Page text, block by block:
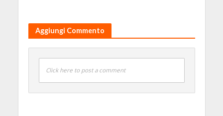
Aggiungi Commento
Click here to post a comment